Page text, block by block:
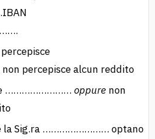
non percepisce alcun reddito
…………………… oppure non
Sig.ra …………………… optano